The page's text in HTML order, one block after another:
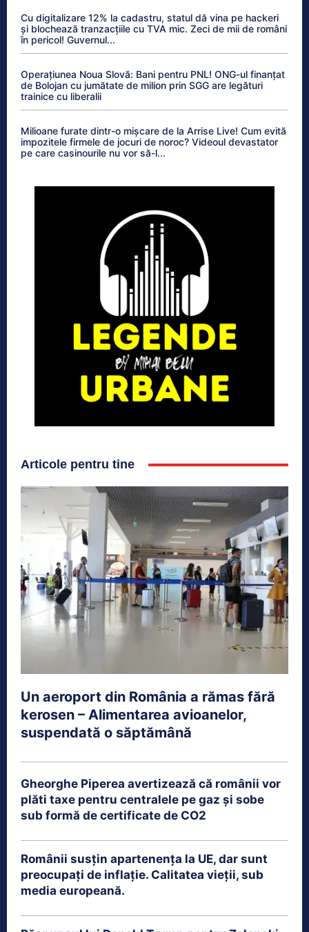
Cu digitalizare 12% la cadastru, statul dă vina pe hackeri
și blochează tranzacțiile cu TVA mic. Zeci de mii de români
în pericol! Guvernul...
Operațiunea Noua Slovă: Bani pentru PNL! ONG-ul finanțat
de Bolojan cu jumătate de milion prin SGG are legături
trainice cu liberalii
Milioane furate dintr-o mișcare de la Arrise Live! Cum evită
impozitele firmele de jocuri de noroc? Videoul devastator
pe care casinourile nu vor să-l...
Articole pentru tine
Un aeroport din România a rămas fără
kerosen – Alimentarea avioanelor,
suspendată o săptămână
Gheorghe Piperea avertizează că românii vor
plăti taxe pentru centralele pe gaz și sobe
sub formă de certificate de CO2
Românii susțin apartenența la UE, dar sunt
preocupați de inflație. Calitatea vieții, sub
media europeană.